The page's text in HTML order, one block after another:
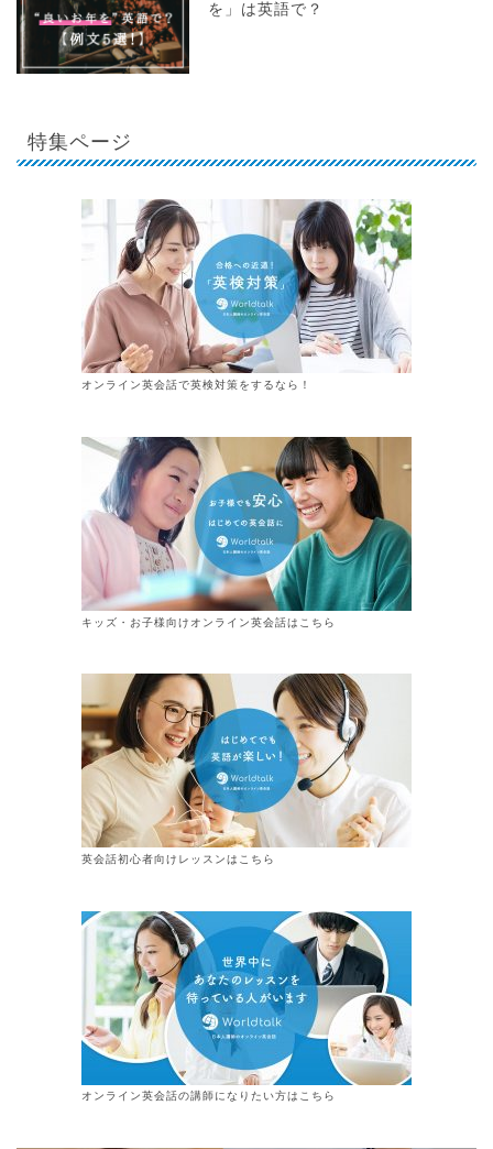
を」は英語で？
特集ページ
オンライン英会話で英検対策をするなら！
キッズ・お子様向けオンライン英会話はこちら
英会話初心者向けレッスンはこちら
オンライン英会話の講師になりたい方はこちら